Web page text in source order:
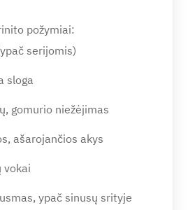
požymiai:
serijomis)
sloga
gomurio niežėjimas
ašarojančios akys
vokai
ypač sinusų srityje